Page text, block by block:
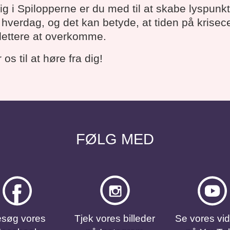
i Spilopperne er du med til at skabe
og det kan betyde, at tiden på
at overkomme.
til at høre fra dig!
FØLG MED
vores
Tjek vores billeder
Se vores